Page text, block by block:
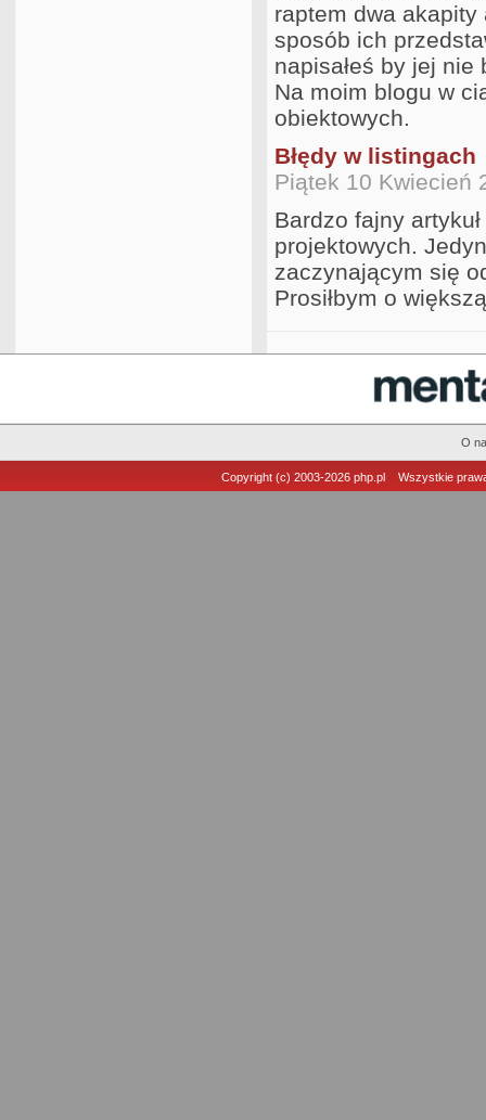
raptem dwa
sposób ich
napisałeś by jej
Na moim blogu w
obiektowych.
Błędy w listingach
Piątek 10 Kwiecień
Bardzo fajny
projektowych.
zaczynającym się
Prosiłbym o
O
Copyright (c) 2003-2026 php.plWszystkie